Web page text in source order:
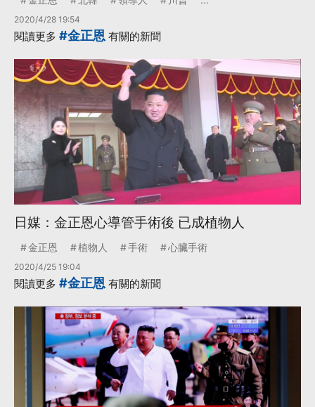
2020/4/28 19:54
閱讀更多 #金正恩 有關的新聞
日媒：金正恩心導管手術後 已成植物人
金正恩 植物人 手術 心臟手術
2020/4/25 19:04
閱讀更多 #金正恩 有關的新聞